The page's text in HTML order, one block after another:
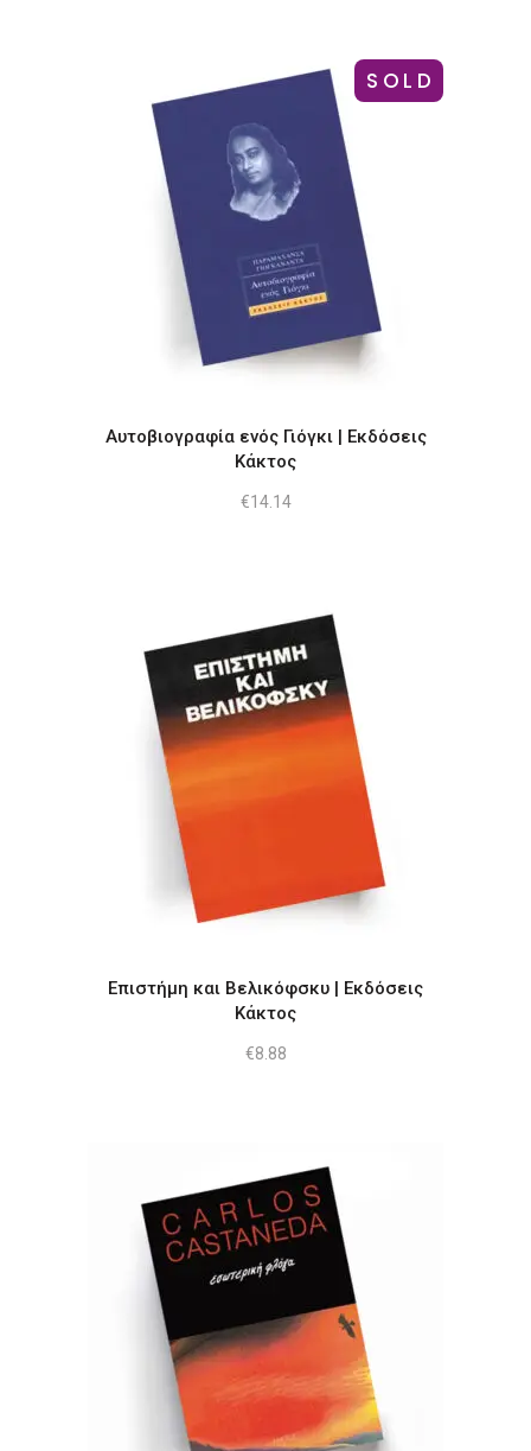
SOLD
Αυτοβιογραφία ενός Γιόγκι | Εκδόσεις
Κάκτος
€14.14
Επιστήμη και Βελικόφσκυ | Εκδόσεις
Κάκτος
€8.88